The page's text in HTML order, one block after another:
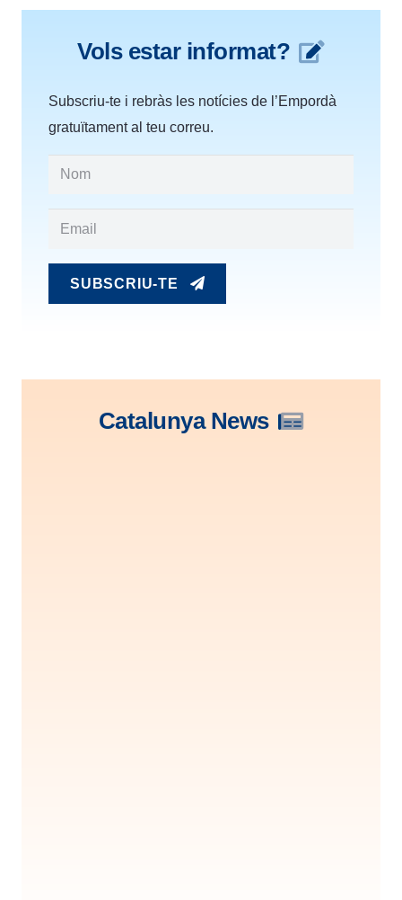
Vols estar informat?
Subscriu-te i rebràs les notícies de l’Empordà
gratuïtament al teu correu.
SUBSCRIU-TE
Catalunya News